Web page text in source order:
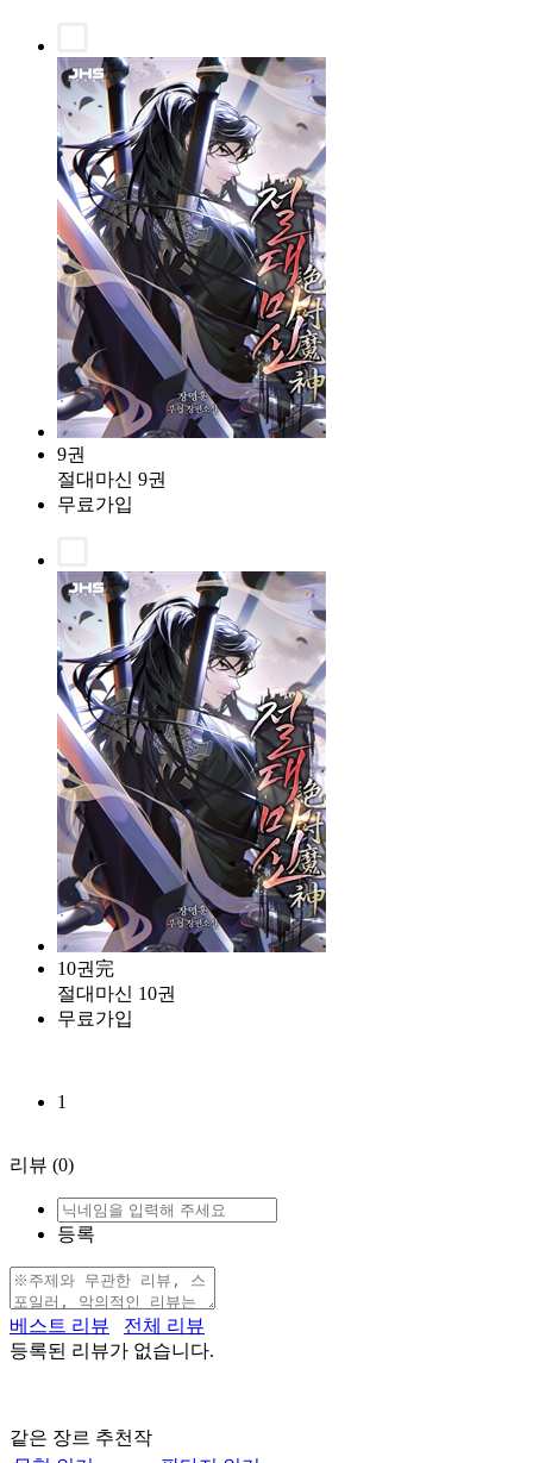
9권
절대마신 9권
무료가입
10권完
절대마신 10권
무료가입
1
리뷰 (0)
등록
베스트 리뷰
전체 리뷰
등록된 리뷰가 없습니다.
같은 장르 추천작